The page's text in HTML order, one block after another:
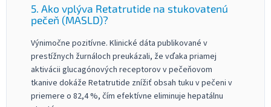
5. Ako vplýva Retatrutide na stukovatenú
pečeň (MASLD)?
Výnimočne pozitívne. Klinické dáta publikované v
prestížnych žurnáloch preukázali, že vďaka priamej
aktivácii glucagónových receptorov v pečeňovom
tkanive dokáže Retatrutide znížiť obsah tuku v pečeni v
priemere o 82,4 %, čím efektívne eliminuje hepatálnu